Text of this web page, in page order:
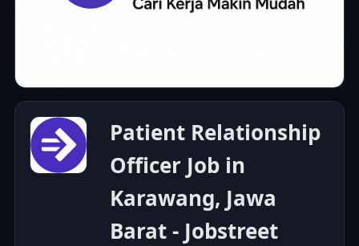
Patient Relationship
Officer Job in
Karawang, Jawa
Barat - Jobstreet